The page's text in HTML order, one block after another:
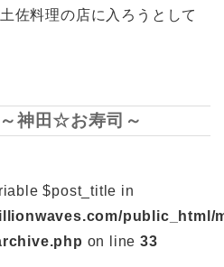
佐料理の店に入ろうとして
神田☆お寿司～
$post_title in
public_html/
on line33